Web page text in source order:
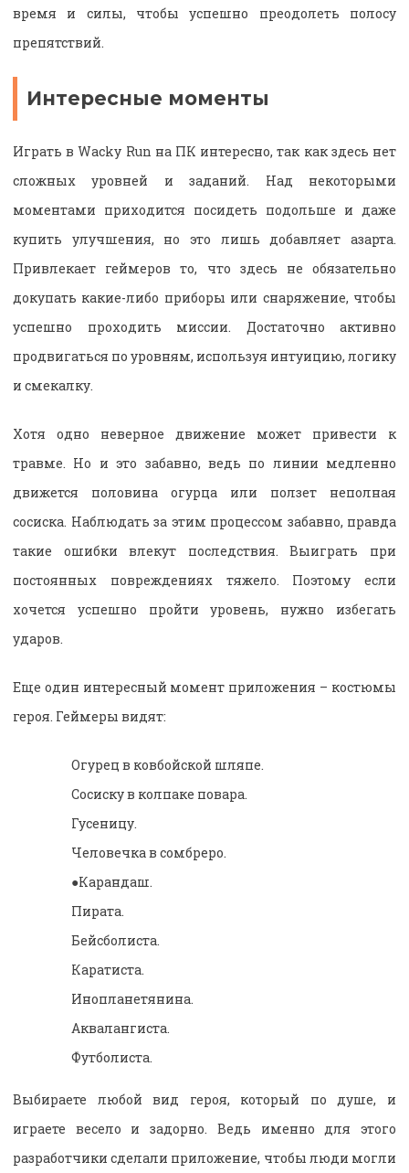
время и силы, чтобы успешно преодолеть полосу
препятствий.
Интересные моменты
Играть в Wacky Run на ПК интересно, так как здесь нет
сложных уровней и заданий. Над некоторыми
моментами приходится посидеть подольше и даже
купить улучшения, но это лишь добавляет азарта.
Привлекает геймеров то, что здесь не обязательно
докупать какие-либо приборы или снаряжение, чтобы
успешно проходить миссии. Достаточно активно
продвигаться по уровням, используя интуицию, логику
и смекалку.
Хотя одно неверное движение может привести к
травме. Но и это забавно, ведь по линии медленно
движется половина огурца или ползет неполная
сосиска. Наблюдать за этим процессом забавно, правда
такие ошибки влекут последствия. Выиграть при
постоянных повреждениях тяжело. Поэтому если
хочется успешно пройти уровень, нужно избегать
ударов.
Еще один интересный момент приложения – костюмы
героя. Геймеры видят:
Огурец в ковбойской шляпе.
Сосиску в колпаке повара.
Гусеницу.
Человечка в сомбреро.
●Карандаш.
Пирата.
Бейсболиста.
Каратиста.
Инопланетянина.
Аквалангиста.
Футболиста.
Выбираете любой вид героя, который по душе, и
играете весело и задорно. Ведь именно для этого
разработчики сделали приложение, чтобы люди могли